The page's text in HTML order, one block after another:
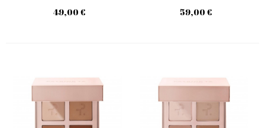
49,00 € 59,00 €